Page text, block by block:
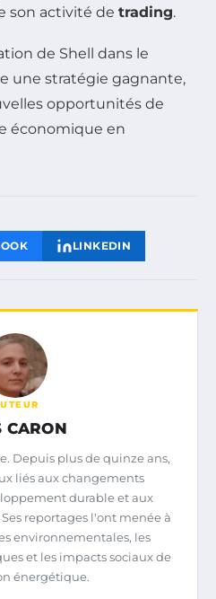
son activité de trading.
de Shell dans le
une stratégie gagnante,
opportunités de
économique en
LINKEDIN
CARON
Depuis plus de quinze ans,
liés aux changements
durable et aux
reportages l'ont menée à
environnementales, les
et les impacts sociaux de
énergétique.